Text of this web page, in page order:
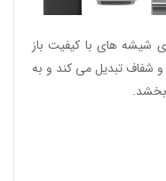
شیشه های با کیفیت باز
شفاف تبدیل می کند و به